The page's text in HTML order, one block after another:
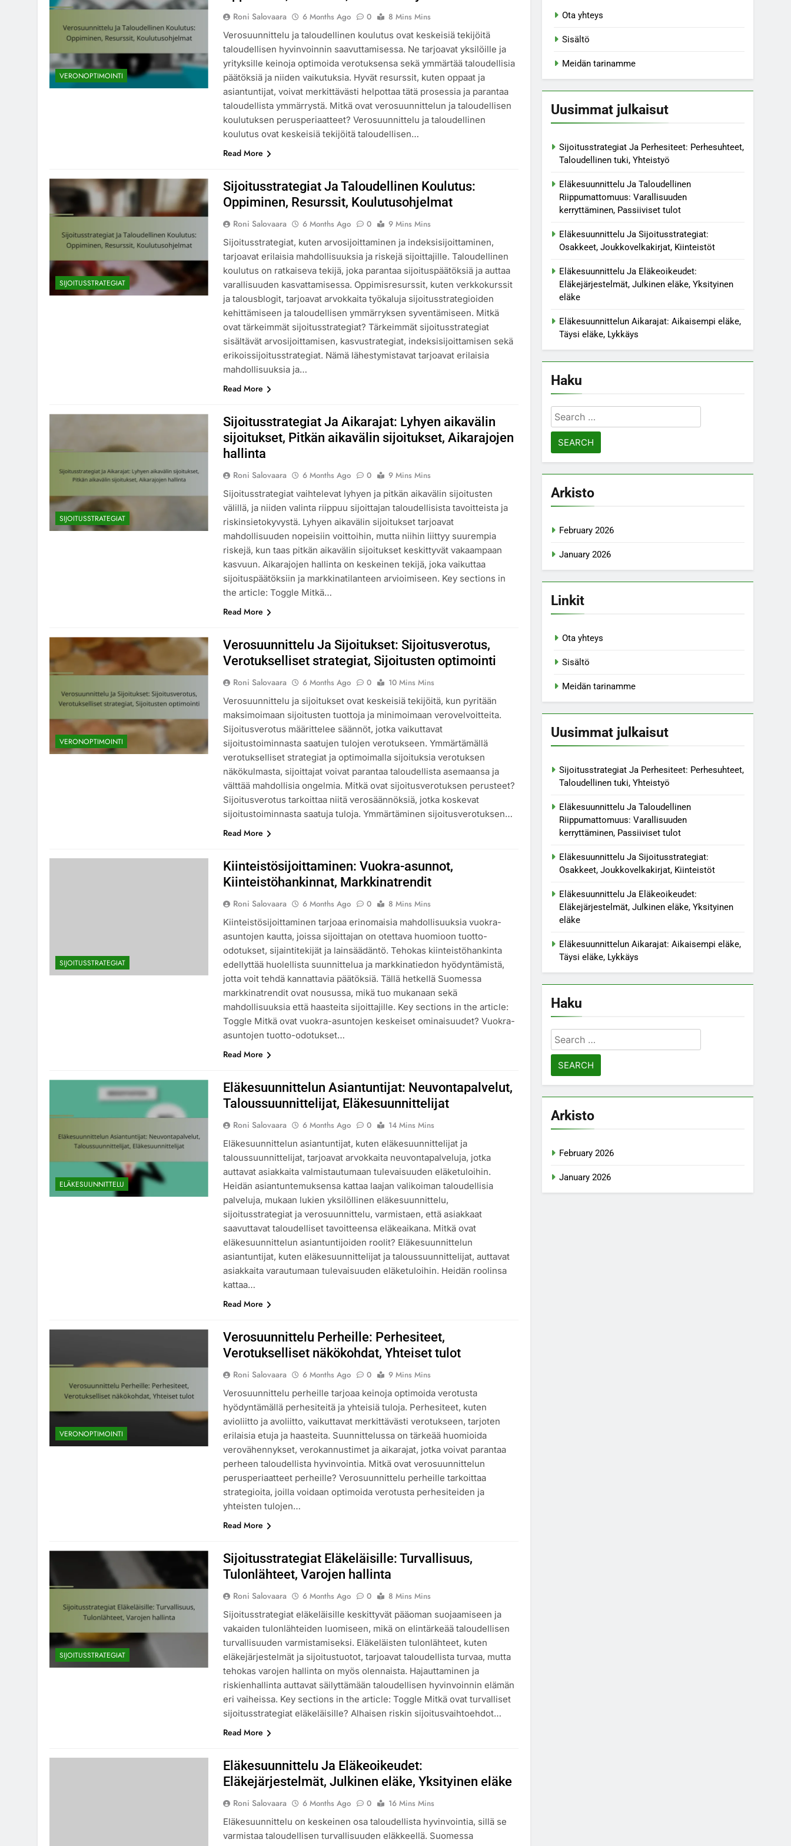
VERONOPTIMOINTI
Roni Salovaara 6 Months Ago 0
8 Mins Mins
Verosuunnittelu ja taloudellinen koulutus ovat keskeisiä tekijöitä
taloudellisen hyvinvoinnin saavuttamisessa. Ne tarjoavat yksilöille ja
yrityksille keinoja optimoida verotuksensa sekä ymmärtää taloudellisia
päätöksiä ja niiden vaikutuksia. Hyvät resurssit, kuten oppaat ja
asiantuntijat, voivat merkittävästi helpottaa tätä prosessia ja parantaa
taloudellista ymmärrystä. Mitkä ovat verosuunnittelun ja taloudellisen
koulutuksen perusperiaatteet? Verosuunnittelu ja taloudellinen
koulutus ovat keskeisiä tekijöitä taloudellisen…
Read More
SIJOITUSSTRATEGIAT
Sijoitusstrategiat Ja Taloudellinen Koulutus:
Oppiminen, Resurssit, Koulutusohjelmat
Roni Salovaara 6 Months Ago 0
9 Mins Mins
Sijoitusstrategiat, kuten arvosijoittaminen ja indeksisijoittaminen,
tarjoavat erilaisia mahdollisuuksia ja riskejä sijoittajille. Taloudellinen
koulutus on ratkaiseva tekijä, joka parantaa sijoituspäätöksiä ja auttaa
varallisuuden kasvattamisessa. Oppimisresurssit, kuten verkkokurssit
ja talousblogit, tarjoavat arvokkaita työkaluja sijoitusstrategioiden
kehittämiseen ja taloudellisen ymmärryksen syventämiseen. Mitkä
ovat tärkeimmät sijoitusstrategiat? Tärkeimmät sijoitusstrategiat
sisältävät arvosijoittamisen, kasvustrategiat, indeksisijoittamisen sekä
erikoissijoitusstrategiat. Nämä lähestymistavat tarjoavat erilaisia
mahdollisuuksia ja…
Read More
SIJOITUSSTRATEGIAT
Sijoitusstrategiat Ja Aikarajat: Lyhyen aikavälin
sijoitukset, Pitkän aikavälin sijoitukset, Aikarajojen
hallinta
Roni Salovaara 6 Months Ago 0
9 Mins Mins
Sijoitusstrategiat vaihtelevat lyhyen ja pitkän aikavälin sijoitusten
välillä, ja niiden valinta riippuu sijoittajan taloudellisista tavoitteista ja
riskinsietokyvystä. Lyhyen aikavälin sijoitukset tarjoavat
mahdollisuuden nopeisiin voittoihin, mutta niihin liittyy suurempia
riskejä, kun taas pitkän aikavälin sijoitukset keskittyvät vakaampaan
kasvuun. Aikarajojen hallinta on keskeinen tekijä, joka vaikuttaa
sijoituspäätöksiin ja markkinatilanteen arvioimiseen. Key sections in
the article: Toggle Mitkä…
Read More
VERONOPTIMOINTI
Verosuunnittelu Ja Sijoitukset: Sijoitusverotus,
Verotukselliset strategiat, Sijoitusten optimointi
Roni Salovaara 6 Months Ago 0
10 Mins Mins
Verosuunnittelu ja sijoitukset ovat keskeisiä tekijöitä, kun pyritään
maksimoimaan sijoitusten tuottoja ja minimoimaan verovelvoitteita.
Sijoitusverotus määrittelee säännöt, jotka vaikuttavat
sijoitustoiminnasta saatujen tulojen verotukseen. Ymmärtämällä
verotukselliset strategiat ja optimoimalla sijoituksia verotuksen
näkökulmasta, sijoittajat voivat parantaa taloudellista asemaansa ja
välttää mahdollisia ongelmia. Mitkä ovat sijoitusverotuksen perusteet?
Sijoitusverotus tarkoittaa niitä verosäännöksiä, jotka koskevat
sijoitustoiminnasta saatuja tuloja. Ymmärtäminen sijoitusverotuksen…
Read More
SIJOITUSSTRATEGIAT
Kiinteistösijoittaminen: Vuokra-asunnot,
Kiinteistöhankinnat, Markkinatrendit
Roni Salovaara 6 Months Ago 0
8 Mins Mins
Kiinteistösijoittaminen tarjoaa erinomaisia mahdollisuuksia vuokra-
asuntojen kautta, joissa sijoittajan on otettava huomioon tuotto-
odotukset, sijaintitekijät ja lainsäädäntö. Tehokas kiinteistöhankinta
edellyttää huolellista suunnittelua ja markkinatiedon hyödyntämistä,
jotta voit tehdä kannattavia päätöksiä. Tällä hetkellä Suomessa
markkinatrendit ovat nousussa, mikä tuo mukanaan sekä
mahdollisuuksia että haasteita sijoittajille. Key sections in the article:
Toggle Mitkä ovat vuokra-asuntojen keskeiset ominaisuudet? Vuokra-
asuntojen tuotto-odotukset…
Read More
ELÄKESUUNNITTELU
Eläkesuunnittelun Asiantuntijat: Neuvontapalvelut,
Taloussuunnittelijat, Eläkesuunnittelijat
Roni Salovaara 6 Months Ago 0
14 Mins Mins
Eläkesuunnittelun asiantuntijat, kuten eläkesuunnittelijat ja
taloussuunnittelijat, tarjoavat arvokkaita neuvontapalveluja, jotka
auttavat asiakkaita valmistautumaan tulevaisuuden eläketuloihin.
Heidän asiantuntemuksensa kattaa laajan valikoiman taloudellisia
palveluja, mukaan lukien yksilöllinen eläkesuunnittelu,
sijoitusstrategiat ja verosuunnittelu, varmistaen, että asiakkaat
saavuttavat taloudelliset tavoitteensa eläkeaikana. Mitkä ovat
eläkesuunnittelun asiantuntijoiden roolit? Eläkesuunnittelun
asiantuntijat, kuten eläkesuunnittelijat ja taloussuunnittelijat, auttavat
asiakkaita varautumaan tulevaisuuden eläketuloihin. Heidän roolinsa
kattaa…
Read More
VERONOPTIMOINTI
Verosuunnittelu Perheille: Perhesiteet,
Verotukselliset näkökohdat, Yhteiset tulot
Roni Salovaara 6 Months Ago 0
9 Mins Mins
Verosuunnittelu perheille tarjoaa keinoja optimoida verotusta
hyödyntämällä perhesiteitä ja yhteisiä tuloja. Perhesiteet, kuten
avioliitto ja avoliitto, vaikuttavat merkittävästi verotukseen, tarjoten
erilaisia etuja ja haasteita. Suunnittelussa on tärkeää huomioida
verovähennykset, verokannustimet ja aikarajat, jotka voivat parantaa
perheen taloudellista hyvinvointia. Mitkä ovat verosuunnittelun
perusperiaatteet perheille? Verosuunnittelu perheille tarkoittaa
strategioita, joilla voidaan optimoida verotusta perhesiteiden ja
yhteisten tulojen…
Read More
SIJOITUSSTRATEGIAT
Sijoitusstrategiat Eläkeläisille: Turvallisuus,
Tulonlähteet, Varojen hallinta
Roni Salovaara 6 Months Ago 0
8 Mins Mins
Sijoitusstrategiat eläkeläisille keskittyvät pääoman suojaamiseen ja
vakaiden tulonlähteiden luomiseen, mikä on elintärkeää taloudellisen
turvallisuuden varmistamiseksi. Eläkeläisten tulonlähteet, kuten
eläkejärjestelmät ja sijoitustuotot, tarjoavat taloudellista turvaa, mutta
tehokas varojen hallinta on myös olennaista. Hajauttaminen ja
riskienhallinta auttavat säilyttämään taloudellisen hyvinvoinnin elämän
eri vaiheissa. Key sections in the article: Toggle Mitkä ovat turvalliset
sijoitusstrategiat eläkeläisille? Alhaisen riskin sijoitusvaihtoehdot…
Read More
Eläkesuunnittelu Ja Eläkeoikeudet:
Eläkejärjestelmät, Julkinen eläke, Yksityinen eläke
Roni Salovaara 6 Months Ago 0
16 Mins Mins
Eläkesuunnittelu on keskeinen osa taloudellista hyvinvointia, sillä se
varmistaa taloudellisen turvallisuuden eläkkeellä. Suomessa
Ota yhteys
Sisältö
Meidän tarinamme
Uusimmat julkaisut
Sijoitusstrategiat Ja Perhesiteet: Perhesuhteet,
Taloudellinen tuki, Yhteistyö
Eläkesuunnittelu Ja Taloudellinen
Riippumattomuus: Varallisuuden
kerryttäminen, Passiiviset tulot
Eläkesuunnittelu Ja Sijoitusstrategiat:
Osakkeet, Joukkovelkakirjat, Kiinteistöt
Eläkesuunnittelu Ja Eläkeoikeudet:
Eläkejärjestelmät, Julkinen eläke, Yksityinen
eläke
Eläkesuunnittelun Aikarajat: Aikaisempi eläke,
Täysi eläke, Lykkäys
Haku
Search
for:
Arkisto
February 2026
January 2026
Linkit
Ota yhteys
Sisältö
Meidän tarinamme
Uusimmat julkaisut
Sijoitusstrategiat Ja Perhesiteet: Perhesuhteet,
Taloudellinen tuki, Yhteistyö
Eläkesuunnittelu Ja Taloudellinen
Riippumattomuus: Varallisuuden
kerryttäminen, Passiiviset tulot
Eläkesuunnittelu Ja Sijoitusstrategiat:
Osakkeet, Joukkovelkakirjat, Kiinteistöt
Eläkesuunnittelu Ja Eläkeoikeudet:
Eläkejärjestelmät, Julkinen eläke, Yksityinen
eläke
Eläkesuunnittelun Aikarajat: Aikaisempi eläke,
Täysi eläke, Lykkäys
Haku
Search
for:
Arkisto
February 2026
January 2026